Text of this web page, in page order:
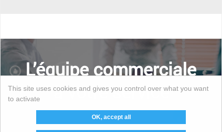
L’équipe commerciale
à votre service
This site uses cookies and gives you control over what you want
to activate
OK, accept all